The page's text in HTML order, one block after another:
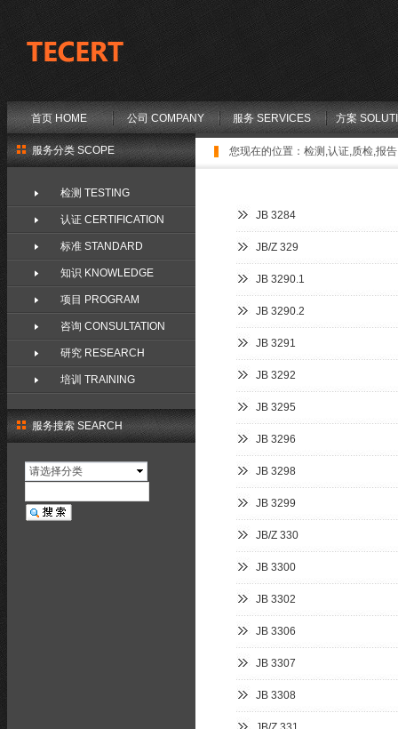
首页 HOME 公司 COMPANY 服务 SERVICES 方案
您现在的位置： 检测,认证,质检,报
服务搜索 SEARCH
请选择分类
服务分类 SCOPE
检测 TESTING
认证 CERTIFICATION
标准 STANDARD
知识 KNOWLEDGE
项目 PROGRAM
咨询 CONSULTATION
研究 RESEARCH
培训 TRAINING
JB 3284
JB/Z 329
JB 3290.1
JB 3290.2
JB 3291
JB 3292
JB 3295
JB 3296
JB 3298
JB 3299
JB/Z 330
JB 3300
JB 3302
JB 3306
JB 3307
JB 3308